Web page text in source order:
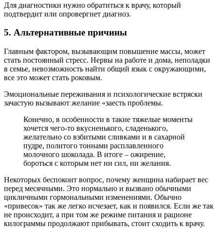
Для диагностики нужно обратиться к врачу, который
подтвердит или опровергнет диагноз.
5. Альтернативные причины
Главным фактором, вызывающим повышение массы, может
стать постоянный стресс. Нервы на работе и дома, неполадки
в семье, невозможность найти общий язык с окружающими,
все это может стать роковым.
Эмоциональные переживания и психологические встряски
зачастую вызывают желание «заесть проблемы.
Конечно, в особенности в такие тяжелые моменты
хочется чего-то вкусненького, сладенького,
желательно со взбитыми сливками и в сахарной
пудре, политого тоннами расплавленного
молочного шоколада. В итоге – ожирение,
бороться с которым нет ни сил, ни желания.
Некоторых беспокоит вопрос, почему женщина набирает вес
перед месячными. Это нормально и вызвано обычными
цикличными гормональными изменениями. Обычно
«привесок» так же легко исчезает, как и появился. Если же так
не происходит, а при том же режиме питания и рационе
килограммы продолжают прибывать, стоит сходить к врачу.